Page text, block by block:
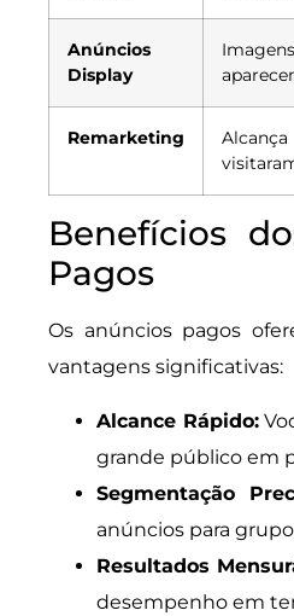
Anúncios
Display
Remarketing
Benefícios
Pagos
Os anúncios pagos
vantagens significativas:
Alcance Rápido:
grande público em
Segmentação
anúncios para
Resultados
desempenho em